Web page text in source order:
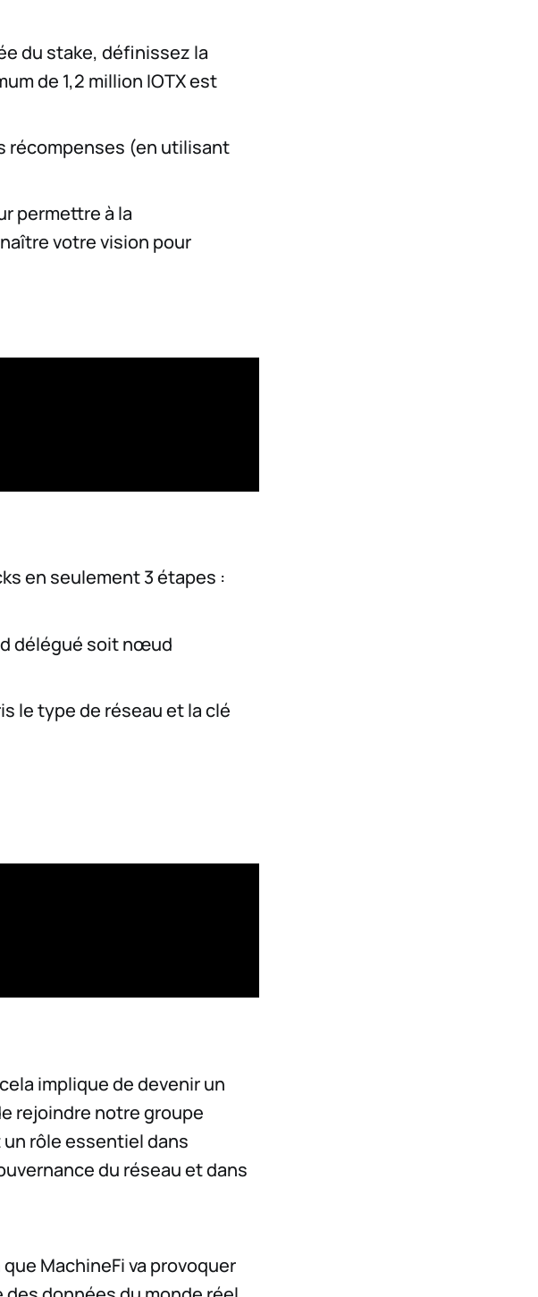
du stake, définissez la
de 1,2 million IOTX est
récompenses (en utilisant
permettre à la
votre vision pour
en seulement 3 étapes :
délégué soit nœud
le type de réseau et la clé
implique de devenir un
rejoindre notre groupe
rôle essentiel dans
du réseau et dans
MachineFi va provoquer